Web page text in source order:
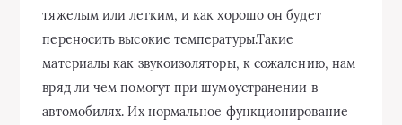
тяжелым или легким, и как хорошо он будет
переносить высокие температуры.Такие
материалы как звукоизоляторы, к сожалению, нам
вряд ли чем помогут при шумоустранении в
автомобилях. Их нормальное функционирование